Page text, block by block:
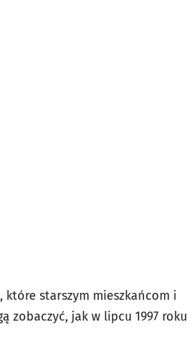
które starszym mieszkańcom i
zobaczyć, jak w lipcu 1997 roku